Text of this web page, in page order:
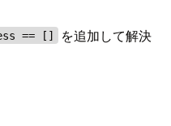
== []
を追加して解決